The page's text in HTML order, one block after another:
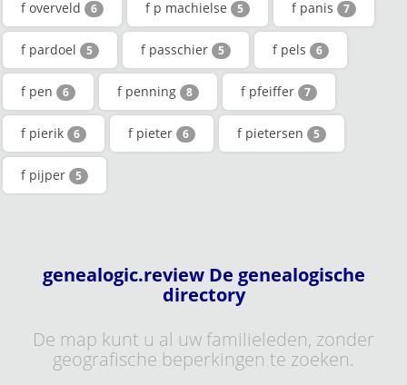
f overveld 6 f p machielse 5 f panis 7
f pardoel 5 f passchier 5 f pels 6
f pen 6 f penning 8 f pfeiffer 7
f pierik 6 f pieter 6 f pietersen 5
f pijper 5
genealogic.review De genealogische
directory
De map kunt u al uw familieleden, zonder
geografische beperkingen te zoeken.